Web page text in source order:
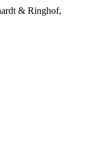
& Ringhof,